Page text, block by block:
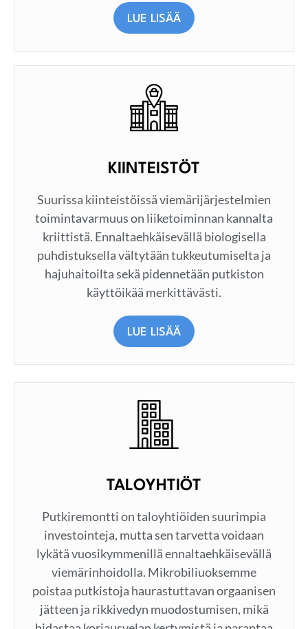
LUE LISÄÄ
KIINTEISTÖT
Suurissa kiinteistöissä viemärijärjestelmien
toimintavarmuus on liiketoiminnan kannalta
kriittistä. Ennaltaehkäisevällä biologisella
puhdistuksella vältytään tukkeutumiselta ja
hajuhaitoilta sekä pidennetään putkiston
käyttöikää merkittävästi.
LUE LISÄÄ
TALOYHTIÖT
Putkiremontti on taloyhtiöiden suurimpia
investointeja, mutta sen tarvetta voidaan
lykätä vuosikymmenillä ennaltaehkäisevällä
viemärinhoidolla. Mikrobiliuoksemme
poistaa putkistoja haurastuttavan orgaanisen
jätteen ja rikkivedyn muodostumisen, mikä